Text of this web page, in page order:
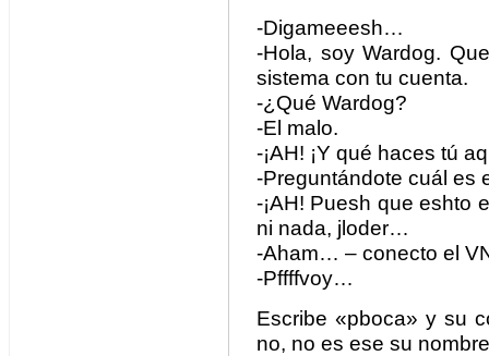
-Digameeesh…
-Hola, soy Wardog.
sistema con tu cuenta.
-¿Qué Wardog?
-El malo.
-¡AH! ¡Y qué haces tú
-Preguntándote cuál es
-¡AH! Puesh que eshto
ni nada, jloder…
-Aham… – conecto el
-Pffffvoy…
Escribe «pboca» y su
no, no es ese su